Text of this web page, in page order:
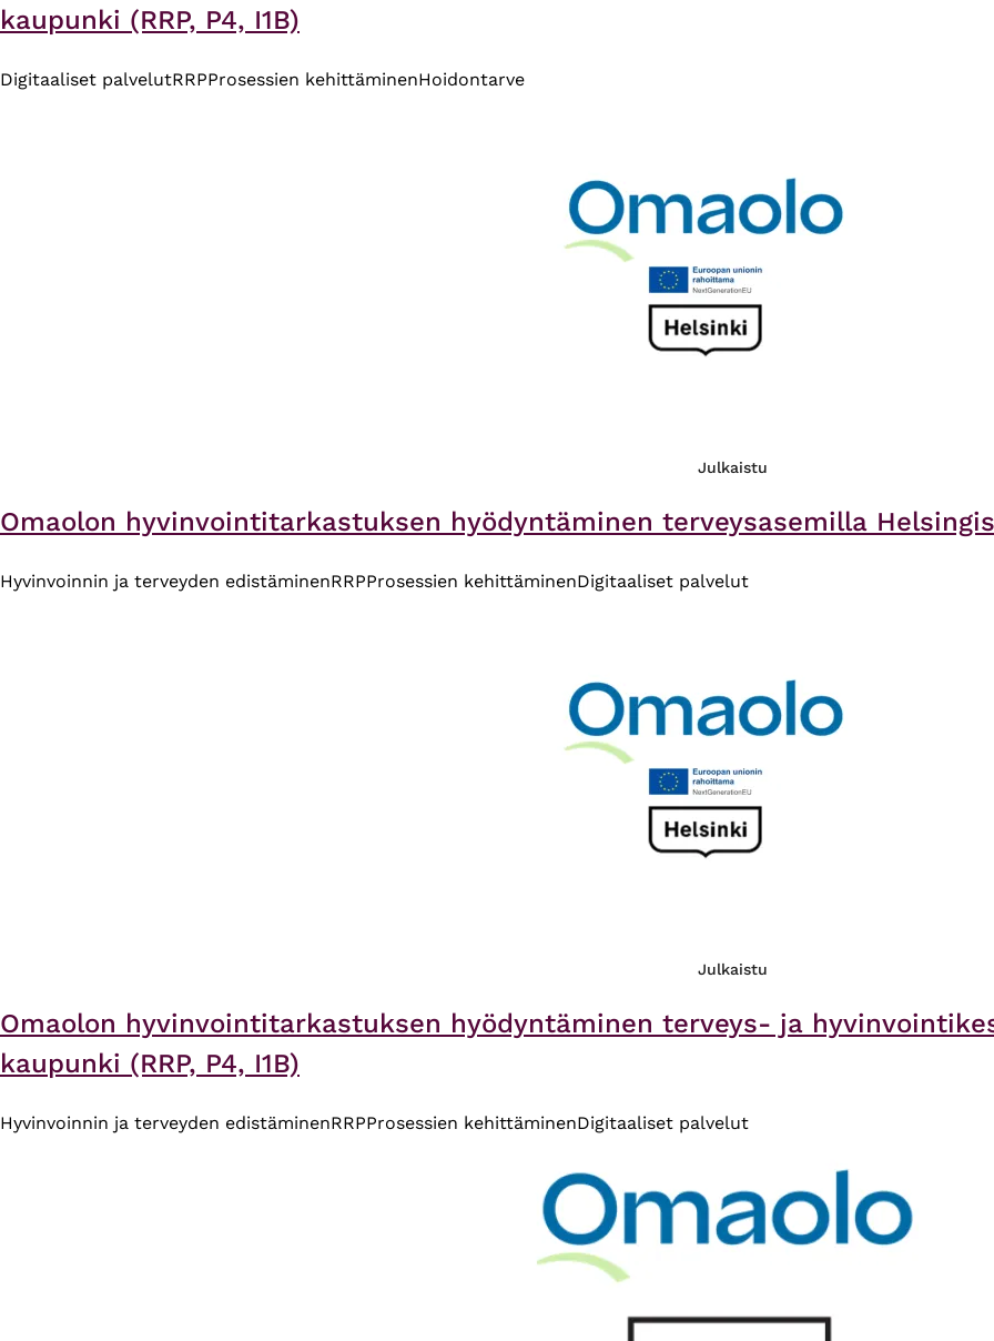
kaupunki (RRP, P4, I1B)
Digitaaliset palvelutRRPProsessien kehittäminenHoidontarve
Julkaistu
Omaolon hyvinvointitarkastuksen hyödyntäminen terveysasemilla
Hyvinvoinnin ja terveyden edistäminenRRPProsessien kehittäminenDigitaaliset palvelut
Julkaistu
Omaolon hyvinvointitarkastuksen hyödyntäminen terveys- ja
kaupunki (RRP, P4, I1B)
Hyvinvoinnin ja terveyden edistäminenRRPProsessien kehittäminenDigitaaliset palvelut